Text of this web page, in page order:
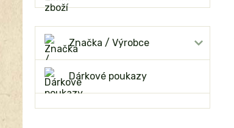
Značka / Výrobce
Dárkové poukazy